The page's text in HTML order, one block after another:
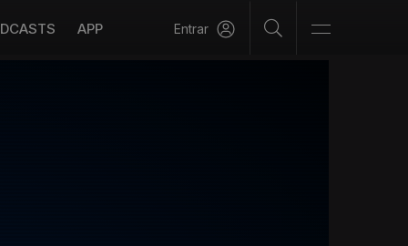
APP Entrar